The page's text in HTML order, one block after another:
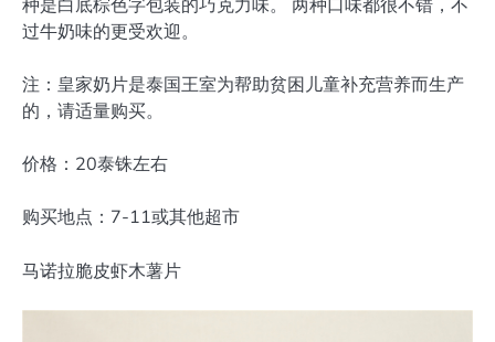
种是白底棕色字包装的巧克力味。 两种口味都很不错，不
过牛奶味的更受欢迎。
注：皇家奶片是泰国王室为帮助贫困儿童补充营养而生产
的，请适量购买。
价格：20泰铢左右
购买地点：7-11或其他超市
马诺拉脆皮虾木薯片